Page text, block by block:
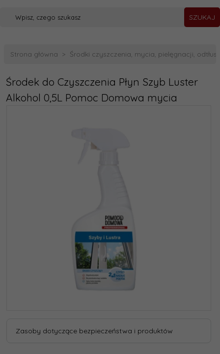
SZUKAJ
Strona główna Środki czyszczenia, mycia, pielęgnacji,
Środek do Czyszczenia Płyn Szyb Luster
Alkohol 0,5L Pomoc Domowa mycia
Zasoby dotyczące bezpieczeństwa i produktów